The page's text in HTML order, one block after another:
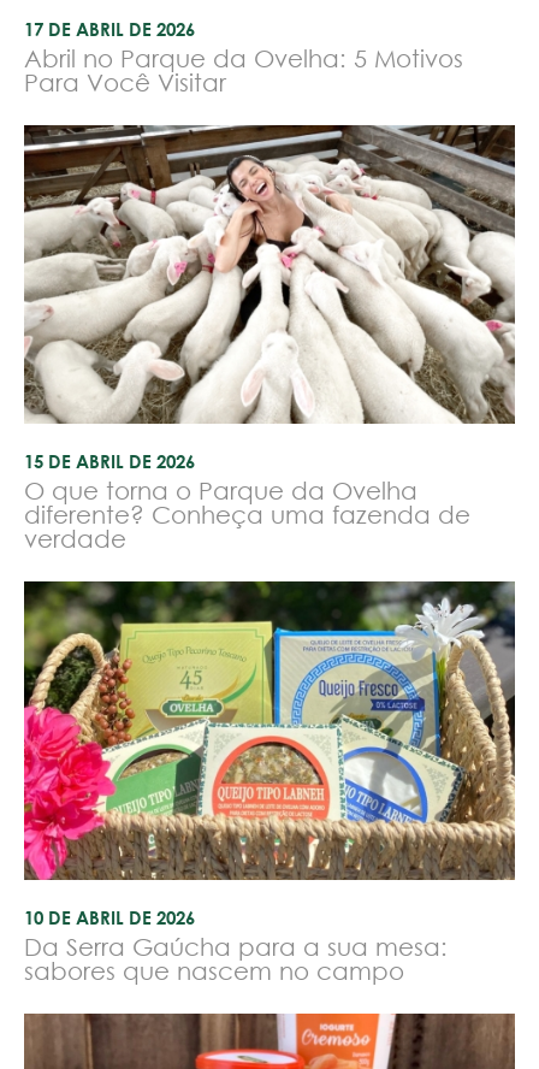
17 DE ABRIL DE 2026
Abril no Parque da Ovelha: 5 Motivos
Para Você Visitar
15 DE ABRIL DE 2026
O que torna o Parque da Ovelha
diferente? Conheça uma fazenda de
verdade
10 DE ABRIL DE 2026
Da Serra Gaúcha para a sua mesa:
sabores que nascem no campo